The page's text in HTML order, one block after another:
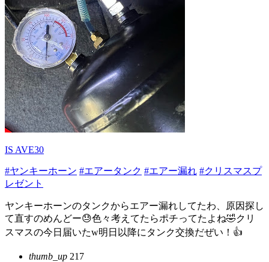
IS AVE30
#ヤンキーホーン #エアータンク #エアー漏れ #クリスマスプ
レゼント
ヤンキーホーンのタンクからエアー漏れしてたわ、原因探し
て直すのめんどー😓色々考えてたらポチってたよね🤣クリ
スマスの今日届いたw明日以降にタンク交換だぜい！👍
thumb_up 217